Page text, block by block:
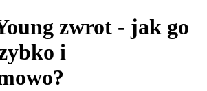
zwrot - jak go
i